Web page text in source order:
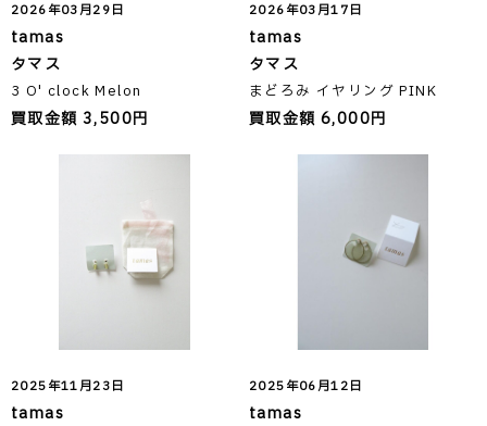
2026年03月29日
tamas
タマス
3 O' clock Melon
買取金額 3,500円
2026年03月17日
tamas
タマス
まどろみ イヤリング PINK
買取金額 6,000円
2025年11月23日
tamas
2025年06月12日
tamas